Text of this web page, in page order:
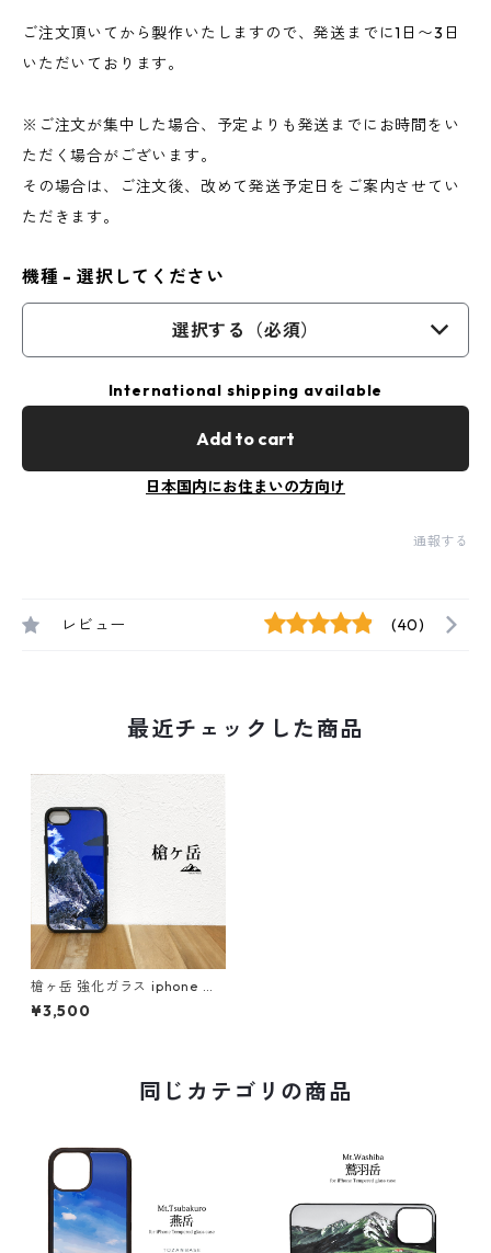
ご注文頂いてから製作いたしますので、発送までに1日〜3日
いただいております。
※ご注文が集中した場合、予定よりも発送までにお時間をい
ただく場合がございます。
その場合は、ご注文後、改めて発送予定日をご案内させてい
ただきます。
機種 - 選択してください
選択する（必須）
International shipping available
Add to cart
日本国内にお住まいの方向け
通報する
レビュー (40)
最近チェックした商品
槍ヶ岳 強化ガラス iphone ス
マホケース スマホカバーアウ
トドア 登山 山 ブルー ネイビ
¥3,500
同じカテゴリの商品